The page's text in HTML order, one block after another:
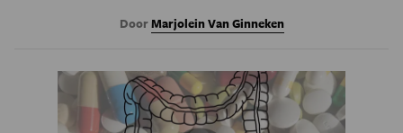
DoorMarjolein Van Ginneken